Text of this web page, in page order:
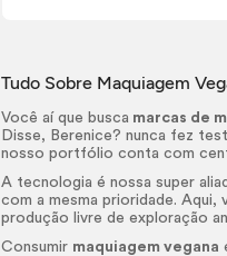
Tudo Sobre Maquiagem
Você aí que busca marcas de
Disse, Berenice? nunca fez
nosso portfólio conta com
A tecnologia é nossa super
com a mesma prioridade.
produção livre de exploração
Consumir maquiagem vegana